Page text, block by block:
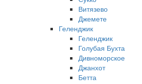
Витязево
Джемете
Геленджик
Геленджик
Голубая Бухта
Дивноморское
Джанхот
Бетта